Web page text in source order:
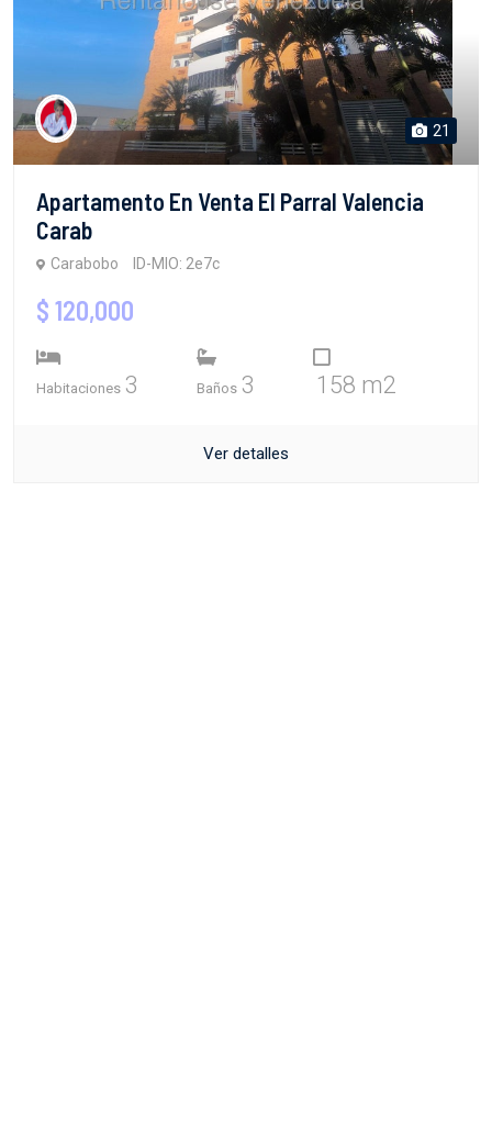
21
Apartamento En Venta El Parral Valencia
Carab
Carabobo ID-MIO: 2e7c
$ 120,000
Habitaciones 3 Baños 3 158 m2
Ver detalles